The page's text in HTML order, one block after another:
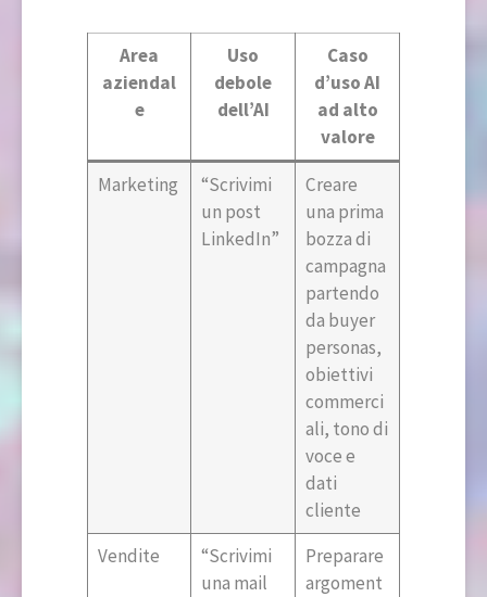
Area
aziendal
e
Uso
debole
dell’AI
Caso
d’uso AI
ad alto
valore
Marketing
“Scrivimi
un post
LinkedIn”
Creare
una prima
bozza di
campagna
partendo
da buyer
personas,
obiettivi
commerci
ali, tono di
voce e
dati
cliente
Vendite
“Scrivimi
una mail
Preparare
argoment